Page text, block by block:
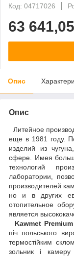
Код: 04717026
63 641,05
Опис
Опис
Литейное
еще в 1981 году.
изделий из
сфере. Имея
технологий
лаборатории,
производителей
но и в других
отопительное
является
Kawmet
піч польського
термостійким
зольник і